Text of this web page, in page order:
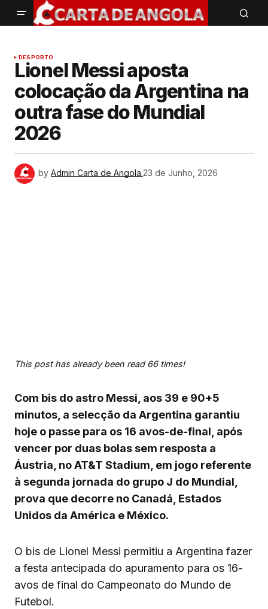
DESPORTO
Lionel Messi aposta
colocação da Argentina na
outra fase do Mundial
2026
by Admin Carta de Angola.23 de Junho, 2026
This post has already been read 66 times!
Com bis do astro Messi, aos 39 e 90+5
minutos, a selecção da Argentina garantiu
hoje o passe para os 16 avos-de-final, após
vencer por duas bolas sem resposta a
Áustria, no AT&T Stadium, em jogo referente
à segunda jornada do grupo J do Mundial,
prova que decorre no Canadá, Estados
Unidos da América e México.
O bis de Lionel Messi permitiu a Argentina fazer
a festa antecipada do apuramento para os 16-
avos de final do Campeonato do Mundo de
Futebol.